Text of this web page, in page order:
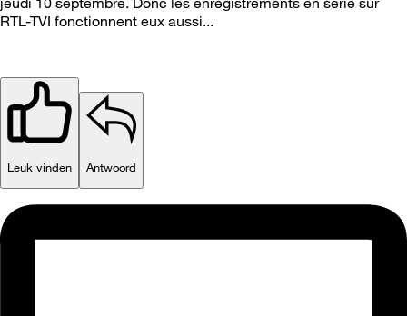
RTL-TVI fonctionnent eux aussi...
Leuk vinden Antwoord